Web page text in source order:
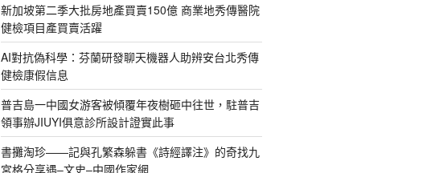
新加坡第二季大批房地產買賣150億 商業地秀傳醫院
健檢項目產買賣活躍
AI對抗偽科學：芬蘭研發聊天機器人助辨安台北秀傳
健檢康假信息
普吉島一中國女游客被傾覆年夜樹砸中往世，駐普吉
領事辦JIUYI俱意診所設計證實此事
書攤淘珍——記與孔繁森躲書《詩經譯注》的奇找九
宮格分享遇–文史–中國作家網